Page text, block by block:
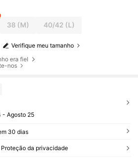
38 (M) 40/42 (L)
Verifique meu tamanho
era fiel
nos
- Agosto 25
30 dias
Proteção da privacidade